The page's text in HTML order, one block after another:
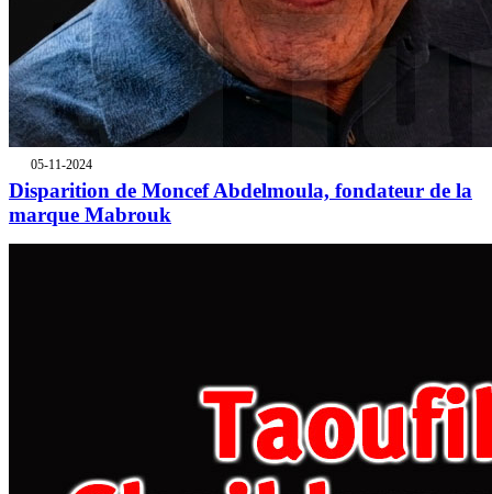
05-11-2024
Disparition de Moncef Abdelmoula, fondateur de la
marque Mabrouk